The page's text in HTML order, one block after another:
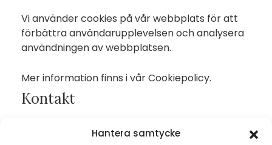
Hantera samtycke
Vi använder cookies på vår webbplats för att
förbättra användarupplevelsen och analysera
användningen av webbplatsen.
Mer information finns i vår Cookiepolicy.
Kontakt
Om du har frågor om hur vi behandlar
personuppgifter eller vill utöva dina rättigheter